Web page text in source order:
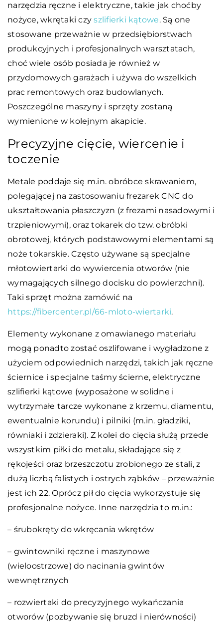
narzędzia ręczne i elektryczne, takie jak choćby
nożyce, wkrętaki czyszlifierki kątowe. Są one
stosowane przeważnie w przedsiębiorstwach
produkcyjnych i profesjonalnych warsztatach,
choć wiele osób posiada je również w
przydomowych garażach i używa do wszelkich
prac remontowych oraz budowlanych.
Poszczególne maszyny i sprzęty zostaną
wymienione w kolejnym akapicie.
Precyzyjne cięcie, wiercenie i
toczenie
Metale poddaje się m.in. obróbce skrawaniem,
polegającej na zastosowaniu frezarek CNC do
ukształtowania płaszczyzn (z frezami nasadowymi i
trzpieniowymi), oraz tokarek do tzw. obróbki
obrotowej, których podstawowymi elementami są
noże tokarskie. Często używane są specjalne
młotowiertarki do wywiercenia otworów (nie
wymagających silnego docisku do powierzchni).
Taki sprzęt można zamówić na
https://fibercenter.pl/66-mloto-wiertarki.
Elementy wykonane z omawianego materiału
mogą ponadto zostać oszlifowane i wygładzone z
użyciem odpowiednich narzędzi, takich jak ręczne
ściernice i specjalne taśmy ścierne, elektryczne
szlifierki kątowe (wyposażone w solidne i
wytrzymałe tarcze wykonane z krzemu, diamentu,
ewentualnie korundu) i pilniki (m.in. gładziki,
równiaki i zdzieraki). Z kolei do cięcia służą przede
wszystkim piłki do metalu, składające się z
rękojeści oraz brzeszczotu zrobionego ze stali, z
dużą liczbą falistych i ostrych ząbków – przeważnie
jest ich 22. Oprócz pił do cięcia wykorzystuje się
profesjonalne nożyce. Inne narzędzia to m.in.:
– śrubokręty do wkręcania wkrętów
– gwintowniki ręczne i maszynowe
(wieloostrzowe) do nacinania gwintów
wewnętrznych
– rozwiertaki do precyzyjnego wykańczania
otworów (pozbywanie się bruzd i nierówności)